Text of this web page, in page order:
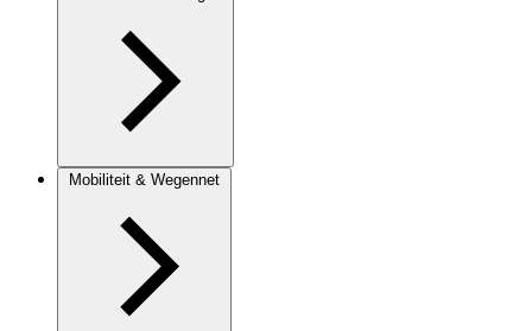
Mobiliteit & Wegennet